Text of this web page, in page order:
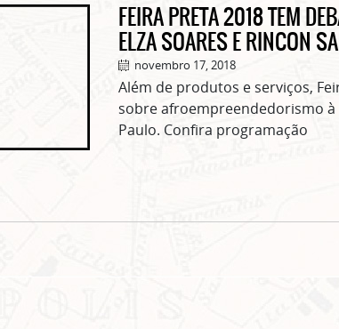
FEIRA PRETA 2018 TEM
ELZA SOARES E RINCON
novembro 17, 2018
Além de produtos e serviços,
sobre afroempreendedorismo à
Paulo. Confira programação
Clique no